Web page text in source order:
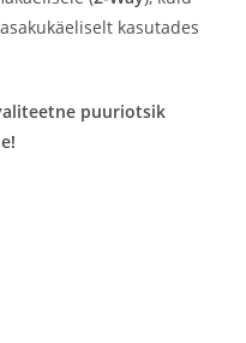
kasutades
puuriotsik